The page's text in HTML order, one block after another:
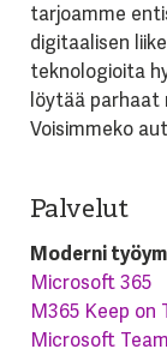
tarjoamme
digitaalisen
teknologioita
löytää parhaat
Voisimmeko
Palvelut
Moderni
Microsoft 365
M365 Keep on
Microsoft